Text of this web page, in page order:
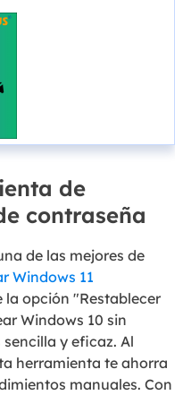
de
contraseña
de las mejores de
Windows 11
la opción "Restablecer
Windows 10 sin
y eficaz. Al
herramienta te ahorra
manuales. Con